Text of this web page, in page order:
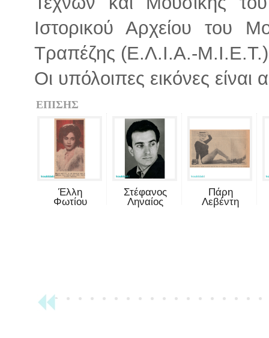
Ιστορικού Αρχείου του
Τραπέζης (Ε.Λ.Ι.Α.-
Οι υπόλοιπες εικόνες
ΕΠΙΣΗΣ
Έλλη
Φωτίου
Στέφανος
Ληναίος
Πάρη
Λεβέντη